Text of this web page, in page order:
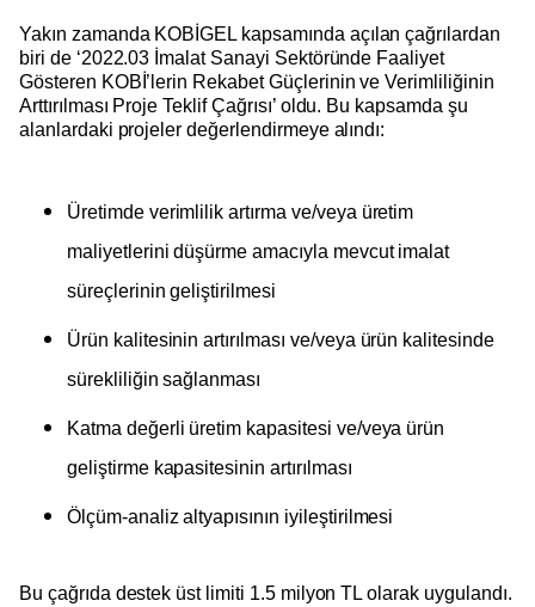
Yakın zamanda KOBİGEL kapsamında açılan çağrılardan
biri de ‘2022.03 İmalat Sanayi Sektöründe Faaliyet
Gösteren KOBİ’lerin Rekabet Güçlerinin ve Verimliliğinin
Arttırılması Proje Teklif Çağrısı’ oldu. Bu kapsamda şu
alanlardaki projeler değerlendirmeye alındı:
Üretimde verimlilik artırma ve/veya üretim
maliyetlerini düşürme amacıyla mevcut imalat
süreçlerinin geliştirilmesi
Ürün kalitesinin artırılması ve/veya ürün kalitesinde
sürekliliğin sağlanması
Katma değerli üretim kapasitesi ve/veya ürün
geliştirme kapasitesinin artırılması
Ölçüm-analiz altyapısının iyileştirilmesi
Bu çağrıda destek üst limiti 1.5 milyon TL olarak uygulandı.